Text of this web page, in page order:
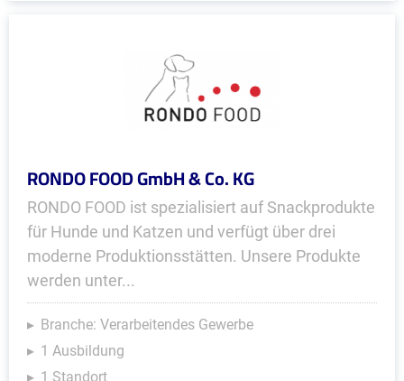
RONDO FOOD GmbH & Co. KG
RONDO FOOD ist spezialisiert auf Snackprodukte
für Hunde und Katzen und verfügt über drei
moderne Produktionsstätten. Unsere Produkte
werden unter...
Branche: Verarbeitendes Gewerbe
1 Ausbildung
1 Standort